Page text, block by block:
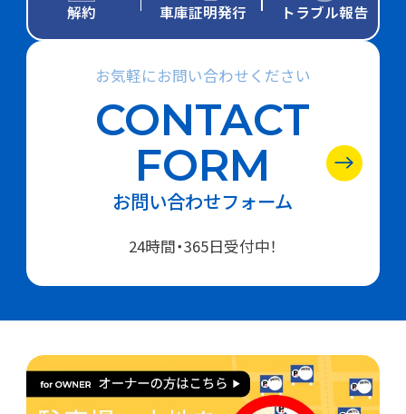
解約 車庫証明発行 トラブル報告
お気軽にお問い合わせください
CONTACT
FORM
お問い合わせフォーム
24時間・365日受付中！